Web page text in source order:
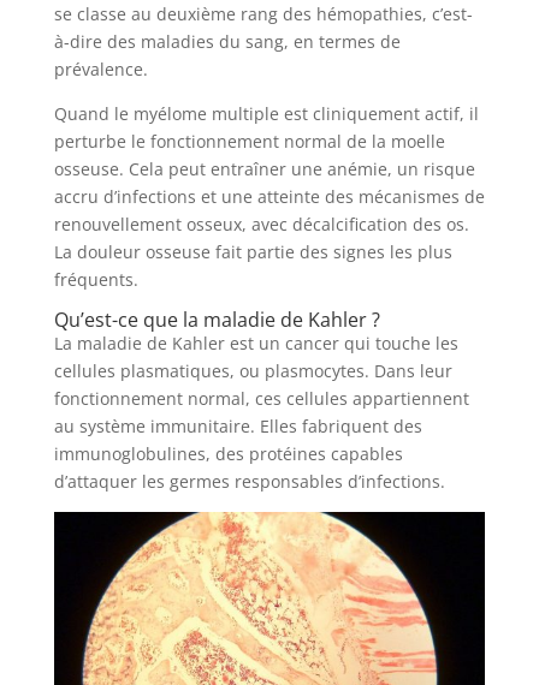
se classe au deuxième rang des hémopathies, c’est-
à-dire des maladies du sang, en termes de
prévalence.
Quand le myélome multiple est cliniquement actif, il
perturbe le fonctionnement normal de la moelle
osseuse. Cela peut entraîner une anémie, un risque
accru d’infections et une atteinte des mécanismes de
renouvellement osseux, avec décalcification des os.
La douleur osseuse fait partie des signes les plus
fréquents.
Qu’est-ce que la maladie de Kahler ?
La maladie de Kahler est un cancer qui touche les
cellules plasmatiques, ou plasmocytes. Dans leur
fonctionnement normal, ces cellules appartiennent
au système immunitaire. Elles fabriquent des
immunoglobulines, des protéines capables
d’attaquer les germes responsables d’infections.